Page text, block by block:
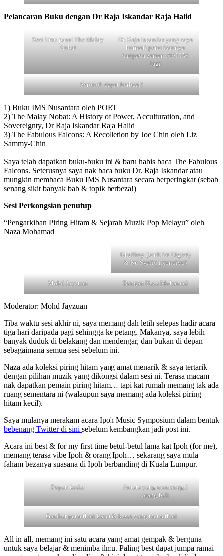
Pelancaran Buku dengan Dr Raja Iskandar Raja Halid
Sesi ilmu pasal The Malay
Nobat
Dr. Raja Iskandar yang saya
hormati penulisannya
daripada zaman ROTTW
lagi
Seronok dapat berbual!
1) Buku IMS Nusantara oleh PORT
2) The Malay Nobat: A History of Power, Acculturation, and
Sovereignty, Dr Raja Iskandar Raja Halid
3) The Fabulous Falcons: A Recolletion by Joe Chin oleh Liz
Sammy-Chin
Saya telah dapatkan buku-buku ini & baru habis baca The Fabulous
Falcons. Seterusnya saya nak baca buku Dr. Raja Iskandar atau
mungkin membaca Buku IMS Nusantara secara berperingkat (sebab
senang sikit banyak bab & topik berbeza!)
Sesi Perkongsian penutup
“Pengarkiban Piring Hitam & Sejarah Muzik Pop Melayu” oleh
Naza Mohamad
Gheffroy (Junklist Digest)
& Ku Syafiq (Rondivu)
Mohd Jayzuan Dengan Naza Mohamad
Moderator: Mohd Jayzuan
Tiba waktu sesi akhir ni, saya memang dah letih selepas hadir acara
tiga hari daripada pagi sehingga ke petang. Makanya, saya lebih
banyak duduk di belakang dan mendengar, dan bukan di depan
sebagaimana semua sesi sebelum ini.
Naza ada koleksi piring hitam yang amat menarik & saya tertarik
dengan pilihan muzik yang dikongsi dalam sesi ni. Terasa macam
nak dapatkan pemain piring hitam… tapi kat rumah memang tak ada
ruang sementara ni (walaupun saya memang ada koleksi piring
hitam kecil).
Saya mulanya merakam acara Ipoh Music Symposium dalam bentuk
bebenang Twitter di sini sebelum kembangkan jadi post ini.
Acara ini best & for my first time betul-betul lama kat Ipoh (for me),
memang terasa vibe Ipoh & orang Ipoh… sekarang saya mula
faham bezanya suasana di Ipoh berbanding di Kuala Lumpur.
Depan kedai
Antara yang memanggil
orang beli
Gambar pemerhati kaset & kaset yang memerhati
All in all, memang ini satu acara yang amat gempak & berguna
untuk saya belajar & menimba ilmu. Paling best dapat jumpa ramai